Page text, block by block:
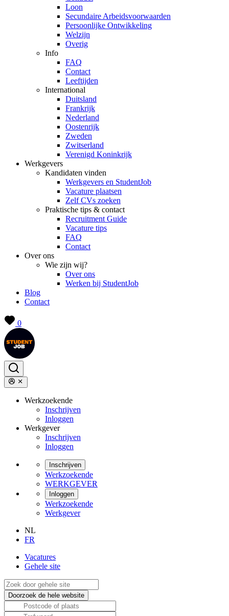
Loon
Secundaire Arbeidsvoorwaarden
Persoonlijke Ontwikkeling
Welzijn
Overig
Info
FAQ
Contact
Leeftijden
International
Duitsland
Frankrijk
Nederland
Oostenrijk
Zweden
Zwitserland
Verenigd Koninkrijk
Werkgevers
Kandidaten vinden
Werkgevers en StudentJob
Vacature plaatsen
Zelf CVs zoeken
Praktische tips & contact
Recruitment Guide
Vacature tips
FAQ
Contact
Over ons
Wie zijn wij?
Over ons
Werken bij StudentJob
Blog
Contact
0
Werkzoekende
Inschrijven
Inloggen
Werkgever
Inschrijven
Inloggen
Inschrijven
Werkzoekende
WERKGEVER
Inloggen
Werkzoekende
Werkgever
NL
FR
Vacatures
Gehele site